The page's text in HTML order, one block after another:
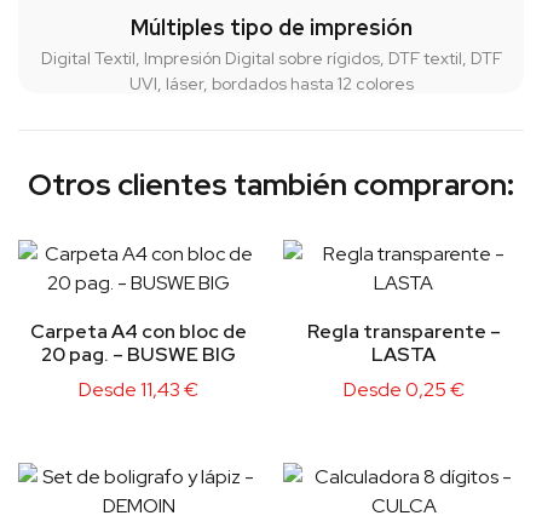
Múltiples tipo de impresión
Digital Textil, Impresión Digital sobre rígidos, DTF textil, DTF
UVI, láser, bordados hasta 12 colores
Otros clientes también compraron:
Carpeta A4 con bloc de
20 pag. – BUSWE BIG
Desde11,43€
Regla transparente –
LASTA
Desde0,25€